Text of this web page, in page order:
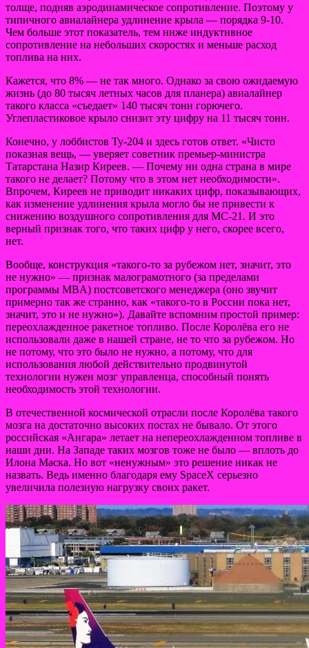
толще, подняв аэродинамическое сопротивление. Поэтому у
типичного авиалайнера удлинение крыла — порядка 9-10.
Чем больше этот показатель, тем ниже индуктивное
сопротивление на небольших скоростях и меньше расход
топлива на них.
Кажется, что 8% — не так много. Однако за свою ожидаемую
жизнь (до 80 тысяч летных часов для планера) авиалайнер
такого класса «съедает» 140 тысяч тонн горючего.
Углепластиковое крыло снизит эту цифру на 11 тысяч тонн.
Конечно, у лоббистов Ту-204 и здесь готов ответ. «Чисто
показная вещь, — уверяет советник премьер-министра
Татарстана Назир Киреев. — Почему ни одна страна в мире
такого не делает? Потому что в этом нет необходимости».
Впрочем, Киреев не приводит никаких цифр, показывающих,
как изменение удлинения крыла могло бы не привести к
снижению воздушного сопротивления для МС-21. И это
верный признак того, что таких цифр у него, скорее всего,
нет.
Вообще, конструкция «такого-то за рубежом нет, значит, это
не нужно» — признак малограмотного (за пределами
программы MBA) постсоветского менеджера (оно звучит
примерно так же странно, как «такого-то в России пока нет,
значит, это и не нужно»). Давайте вспомним простой пример:
переохлажденное ракетное топливо. После Королёва его не
использовали даже в нашей стране, не то что за рубежом. Но
не потому, что это было не нужно, а потому, что для
использования любой действительно продвинутой
технологии нужен мозг управленца, способный понять
необходимость этой технологии.
В отечественной космической отрасли после Королёва такого
мозга на достаточно высоких постах не бывало. От этого
российская «Ангара» летает на непереохлажденном топливе в
наши дни. На Западе таких мозгов тоже не было — вплоть до
Илона Маска. Но вот «ненужным» это решение никак не
назвать. Ведь именно благодаря ему SpaceX серьезно
увеличила полезную нагрузку своих ракет.